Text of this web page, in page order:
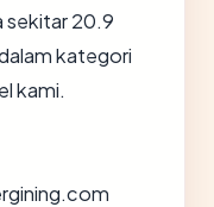
sekitar 20.9
kategori
kami.